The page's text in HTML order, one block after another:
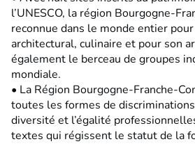
l’UNESCO, la région Bourgogne-
reconnue dans le monde entier
architectural, culinaire et pour son
également le berceau de groupes
mondiale.
• La Région Bourgogne-Franche-
toutes les formes de
diversité et l’égalité
textes qui régissent le statut de la